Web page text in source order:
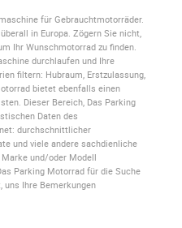
für Gebrauchtmotorräder.
in Europa. Zögern Sie nicht,
Ihr Wunschmotorrad zu finden.
durchlaufen und Ihre
filtern: Hubraum, Erstzulassung,
bietet ebenfalls einen
Dieser Bereich, Das Parking
Daten des
durchschnittlicher
und viele andere sachdienliche
und/oder Modell
Parking Motorradfür die Suche
uns Ihre Bemerkungen